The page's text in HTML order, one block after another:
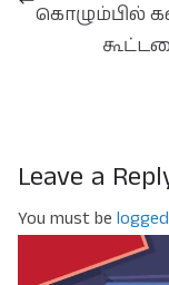
கொழும்பில்
Leave a
You must be